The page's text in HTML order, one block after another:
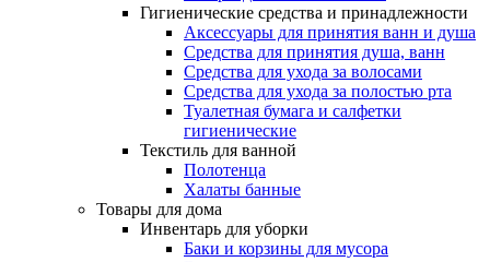
Гигиенические средства и принадлежности
Аксессуары для принятия ванн и душа
Средства для принятия душа, ванн
Средства для ухода за волосами
Средства для ухода за полостью рта
Туалетная бумага и салфетки
гигиенические
Текстиль для ванной
Полотенца
Халаты банные
Товары для дома
Инвентарь для уборки
Баки и корзины для мусора